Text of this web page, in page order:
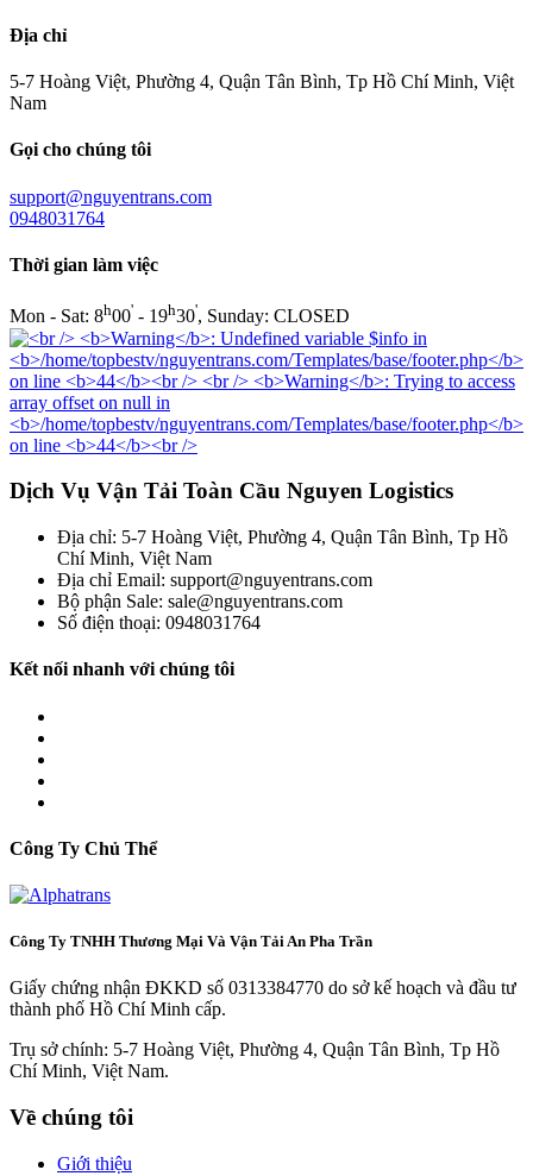
Địa chỉ
5-7 Hoàng Việt, Phường 4, Quận Tân Bình, Tp Hồ Chí Minh, Việt
Nam
Gọi cho chúng tôi
support@nguyentrans.com
0948031764
Thời gian làm việc
Mon - Sat: 8h00' - 19h30', Sunday: CLOSED
Dịch Vụ Vận Tải Toàn Cầu Nguyen Logistics
Địa chỉ: 5-7 Hoàng Việt, Phường 4, Quận Tân Bình, Tp Hồ
Chí Minh, Việt Nam
Địa chỉ Email: support@nguyentrans.com
Bộ phận Sale: sale@nguyentrans.com
Số điện thoại: 0948031764
Kết nối nhanh với chúng tôi
Công Ty Chủ Thể
Công Ty TNHH Thương Mại Và Vận Tải An Pha Trần
Giấy chứng nhận ĐKKD số 0313384770 do sở kế hoạch và đầu tư
thành phố Hồ Chí Minh cấp.
Trụ sở chính: 5-7 Hoàng Việt, Phường 4, Quận Tân Bình, Tp Hồ
Chí Minh, Việt Nam.
Về chúng tôi
Giới thiệu